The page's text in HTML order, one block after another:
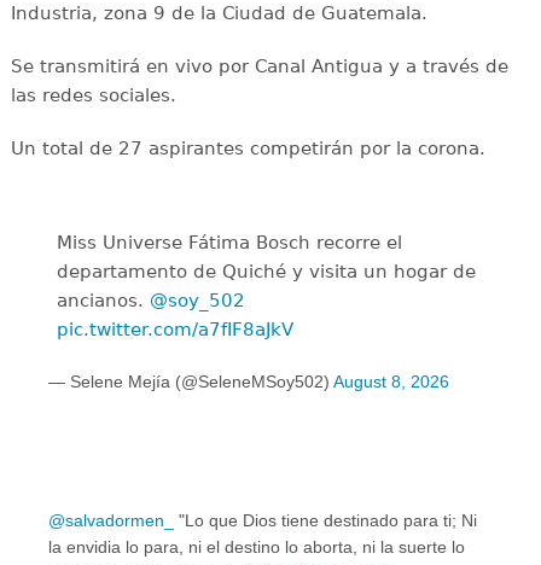
Industria, zona 9 de la Ciudad de Guatemala.
Se transmitirá en vivo por Canal Antigua y a través de
las redes sociales.
Un total de 27 aspirantes competirán por la corona.
Miss Universe Fátima Bosch recorre el
departamento de Quiché y visita un hogar de
ancianos. @soy_502
pic.twitter.com/a7fIF8aJkV
— Selene Mejía (@SeleneMSoy502) August 8, 2026
@salvadormen_
"Lo que Dios tiene destinado para ti; Ni
la envidia lo para, ni el destino lo aborta, ni la suerte lo